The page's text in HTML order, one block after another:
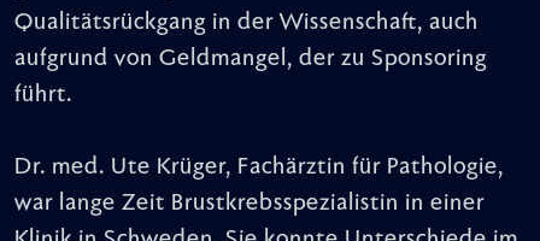
Qualitätsrückgang in der Wissenschaft, auch
aufgrund von Geldmangel, der zu Sponsoring
führt.
Dr. med. Ute Krüger, Fachärztin für Pathologie,
war lange Zeit Brustkrebsspezialistin in einer